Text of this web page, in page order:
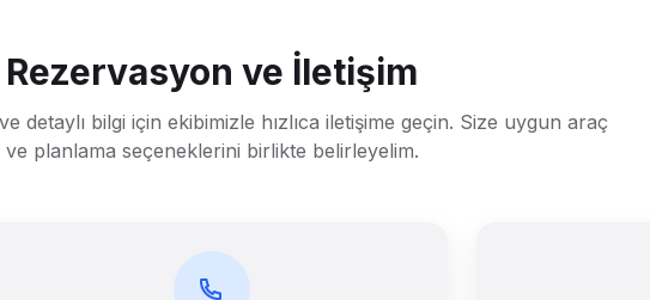
Rezervasyon ve İletişim
detaylı bilgi için ekibimizle hızlıca iletişime geçin. Size uygun araç
ve planlama seçeneklerini birlikte belirleyelim.